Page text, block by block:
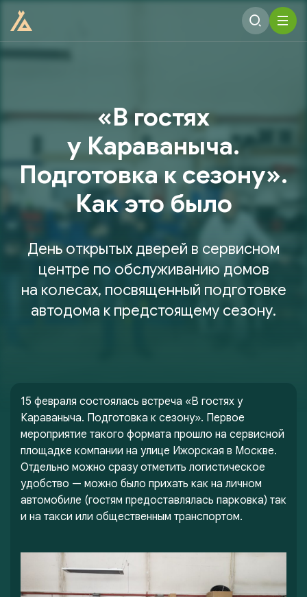
«В гостях
у Караваныча.
Подготовка к сезону».
Как это было
День открытых дверей в сервисном
центре по обслуживанию домов
на колесах, посвященный подготовке
автодома к предстоящему сезону.
15 февраля состоялась встреча «В гостях у
Караваныча. Подготовка к сезону». Первое
мероприятие такого формата прошло на сервисной
площадке компании на улице Ижорская в Москве.
Отдельно можно сразу отметить логистическое
удобство — можно было прихать как на личном
автомобиле (гостям предоставлялась парковка) так
и на такси или общественным транспортом.